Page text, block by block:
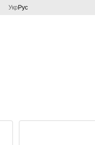
Укр Рус